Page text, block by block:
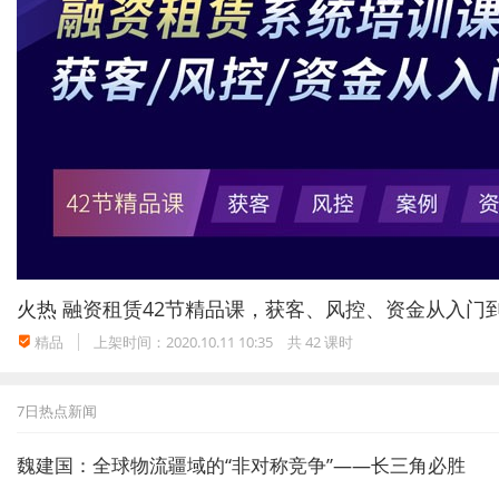
火热 融资租赁42节精品课，获客、风控、资金从入门
精品 上架时间：2020.10.11 10:35 共 42 课时
7日热点新闻
魏建国：全球物流疆域的“非对称竞争”——长三角必胜